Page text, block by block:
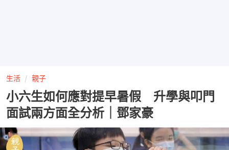
生活 親子
小六生如何應對提早暑假 升學與叩門
面試兩方面全分析｜鄧家豪